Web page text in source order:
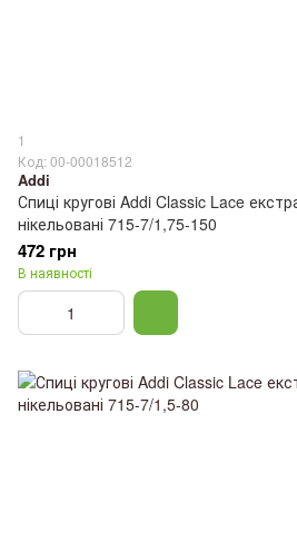
1
Код: 00-00018512
Addi
Спиці кругові Addi Classic Lace
нікельовані 715-7/1,75-150
472 грн
В наявності